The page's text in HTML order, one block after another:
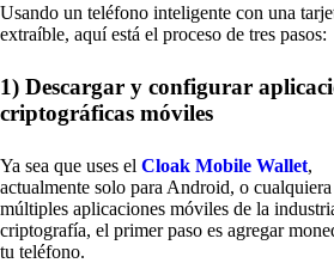
Usando un teléfono inteligente con una
extraíble, aquí está el proceso de tres pasos:
1) Descargar y configurar
criptográficas móviles
Ya sea que uses el Cloak Mobile Wallet,
actualmente solo para Android, o cualquiera
múltiples aplicaciones móviles de la
criptografía, el primer paso es agregar
tu teléfono.